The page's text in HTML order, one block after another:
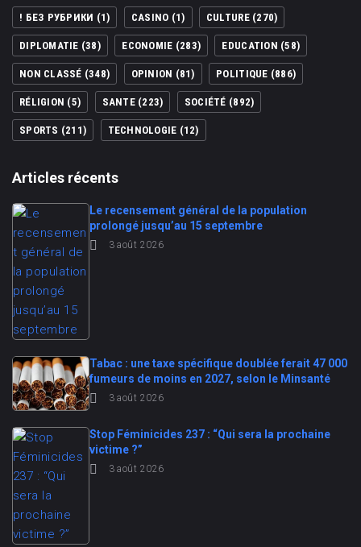
! БЕЗ РУБРИКИ (1) CASINO (1) CULTURE(270)
DIPLOMATIE (38) ECONOMIE (283) EDUCATION (58)
NON CLASSÉ (348) OPINION (81) POLITIQUE (886)
RÉLIGION (5) SANTE(223) SOCIÉTÉ (892)
SPORTS (211) TECHNOLOGIE (12)
Articles récents
Le recensement général de la population
prolongé jusqu’au 15 septembre
3 août 2026
Tabac : une taxe spécifique doublée ferait 47 000
fumeurs de moins en 2027, selon le Minsanté
3 août 2026
Stop Féminicides 237 : “Qui sera la prochaine
victime ?”
3 août 2026